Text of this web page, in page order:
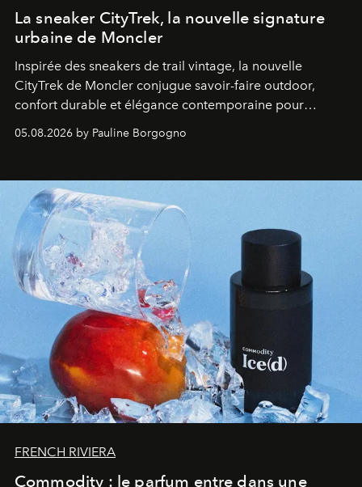
La sneaker CityTrek, la nouvelle signature
urbaine de Moncler
Inspirée des sneakers de trail vintage, la nouvelle
CityTrek de Moncler conjugue savoir-faire outdoor,
confort durable et élégance contemporaine pour
accompagner les explorations du quotidien.
05.08.2026 by Pauline Borgogno
FRENCH RIVIERA
Commodity : le parfum entre dans une